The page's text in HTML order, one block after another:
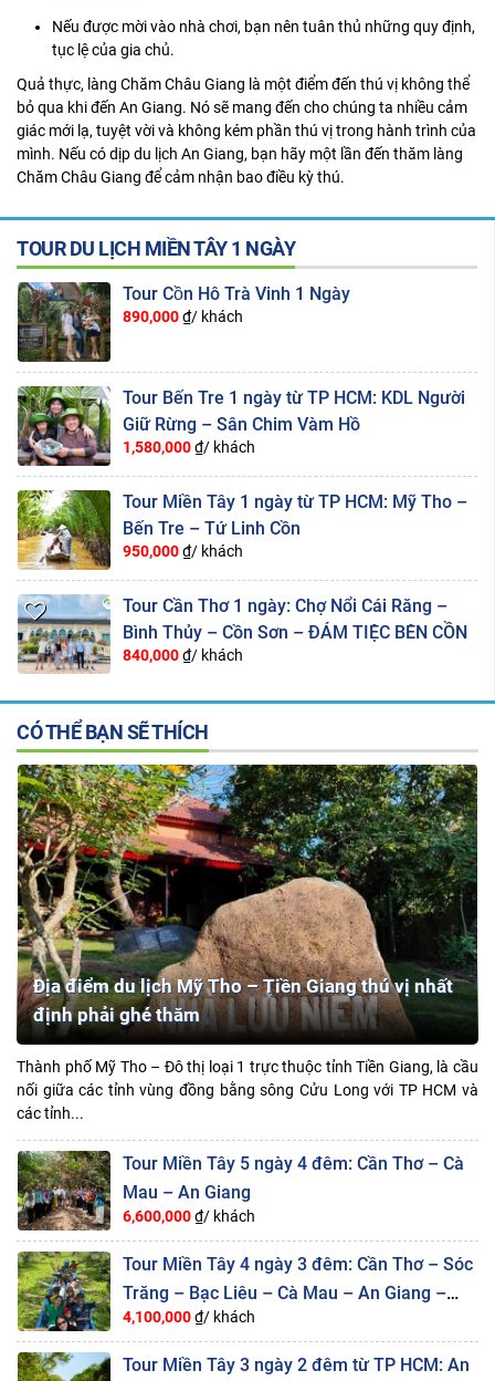
Nếu được mời vào nhà chơi, bạn nên tuân thủ những quy định,
tục lệ của gia chủ.
Quả thực, làng Chăm Châu Giang là một điểm đến thú vị không thể
bỏ qua khi đến An Giang. Nó sẽ mang đến cho chúng ta nhiều cảm
giác mới lạ, tuyệt vời và không kém phần thú vị trong hành trình của
mình. Nếu có dịpdu lịch An Giang, bạn hãy một lần đến thăm làng
Chăm Châu Giang để cảm nhận bao điều kỳ thú.
TOUR DU LỊCH MIỀN TÂY 1 NGÀY
Tour Cồn Hô Trà Vinh 1 Ngày
890,000₫/ khách
Tour Bến Tre 1 ngày từ TP HCM: KDL Người
Giữ Rừng – Sân Chim Vàm Hồ
1,580,000₫/ khách
Tour Miền Tây 1 ngày từ TP HCM: Mỹ Tho –
Bến Tre – Tứ Linh Cồn
950,000₫/ khách
Tour Cần Thơ 1 ngày: Chợ Nổi Cái Răng –
Bình Thủy – Cồn Sơn – ĐÁM TIỆC BÊN CỒN
840,000₫/ khách
CÓ THỂ BẠN SẼ THÍCH
Địa điểm du lịch Mỹ Tho – Tiền Giang thú vị nhất
định phải ghé thăm
Thành phố Mỹ Tho – Đô thị loại 1 trực thuộc tỉnh Tiền Giang, là cầu
nối giữa các tỉnh vùng đồng bằng sông Cửu Long với TP HCM và
các tỉnh...
Tour Miền Tây 5 ngày 4 đêm: Cần Thơ – Cà
Mau – An Giang
6,600,000₫/ khách
Tour Miền Tây 4 ngày 3 đêm: Cần Thơ – Sóc
Trăng – Bạc Liêu – Cà Mau – An Giang –
Rừng Tràm Trà Sư
4,100,000₫/ khách
Tour Miền Tây 3 ngày 2 đêm từ TP HCM: An